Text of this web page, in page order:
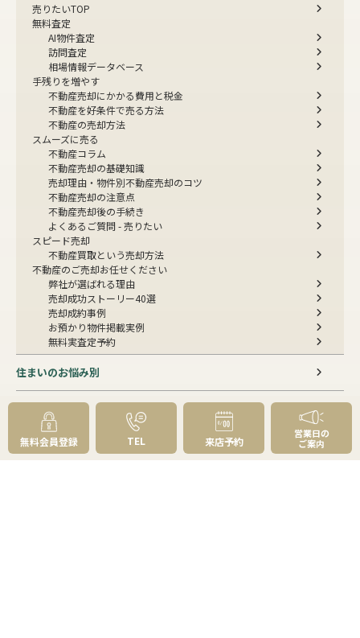
売りたいTOP
無料査定
AI物件査定
訪問査定
相場情報データベース
手残りを増やす
不動産売却にかかる費用と税金
不動産を好条件で売る方法
不動産の売却方法
スムーズに売る
不動産コラム
不動産売却の基礎知識
売却理由・物件別不動産売却のコツ
不動産売却の注意点
不動産売却後の手続き
よくあるご質問 - 売りたい
スピード売却
不動産買取という売却方法
不動産のご売却お任せください
弊社が選ばれる理由
売却成功ストーリー40選
売却成約事例
お預かり物件掲載実例
無料実査定予約
住まいのお悩み別
会社案内
会社案内TOP
私たちについて
無料会員登録 TEL 来店予約
営業日の
ご案内